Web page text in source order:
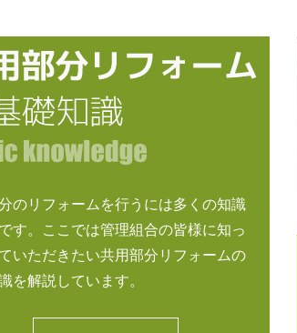
のリフォームを行うには多くの知識
す。ここでは管理組合の皆様に知っ
いただきたい共用部分リフォームの
を解説しています。